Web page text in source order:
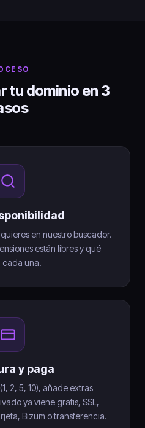
tu dominio en 3
en nuestro buscador.
están libres y qué
cada una.
y paga
2, 5, 10), añade extras
ya viene gratis, SSL,
Bizum o transferencia.